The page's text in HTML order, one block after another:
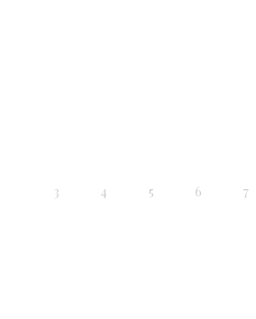
3 4 5 6 7